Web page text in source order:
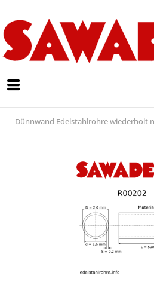
Dünnwand Edelstahlrohre wiederholt